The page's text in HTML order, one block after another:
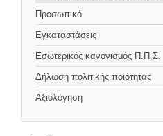
Προσωπικό
Εγκαταστάσεις
Εσωτερικός κανονισμός Π.Π.Σ.
Δήλωση πολιτικής ποιότητας
Αξιολόγηση